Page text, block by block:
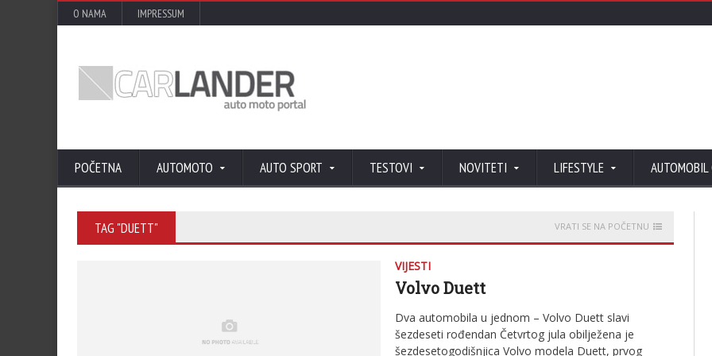
O NAMA IMPRESSUM
POČETNA AUTOMOTO AUTO SPORT TESTOVI NOVITETI LIFESTYLE AUTOMOBIL
TAG "DUETT" VRATI SE NA POČETNU
VIJESTI
Volvo Duett
Dva automobila u jednom – Volvo Duett slavi
šezdeseti rođendan Četvrtog jula obilježena je
šezdesetogodišnjica Volvo modela Duett, prvog